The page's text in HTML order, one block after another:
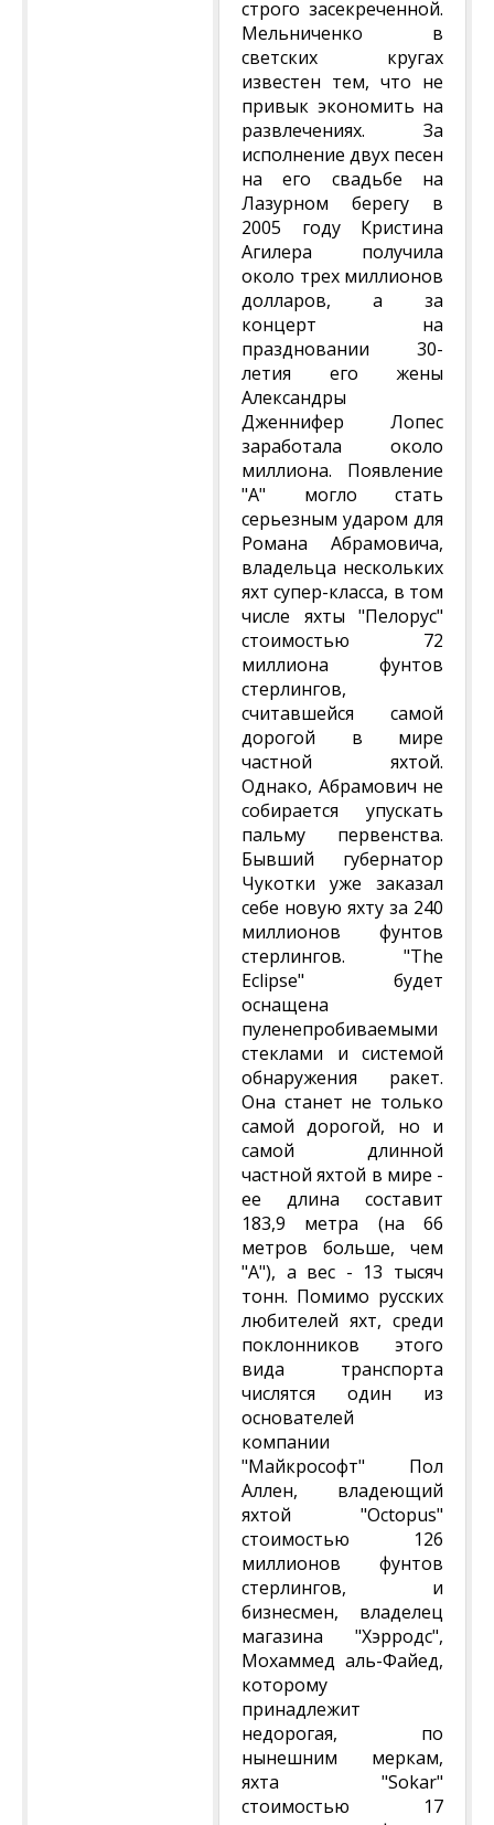
строго засекреченной.
Мельниченко в
светских кругах
известен тем, что не
привык экономить на
развлечениях. За
исполнение двух песен
на его свадьбе на
Лазурном берегу в
2005 году Кристина
Агилера получила
около трех миллионов
долларов, а за
концерт на
праздновании 30-
летия его жены
Александры
Дженнифер Лопес
заработала около
миллиона. Появление
"А" могло стать
серьезным ударом для
Романа Абрамовича,
владельца нескольких
яхт супер-класса, в том
числе яхты "Пелорус"
стоимостью 72
миллиона фунтов
стерлингов,
считавшейся самой
дорогой в мире
частной яхтой.
Однако, Абрамович не
собирается упускать
пальму первенства.
Бывший губернатор
Чукотки уже заказал
себе новую яхту за 240
миллионов фунтов
стерлингов. "The
Eclipse" будет
оснащена
пуленепробиваемыми
стеклами и системой
обнаружения ракет.
Она станет не только
самой дорогой, но и
самой длинной
частной яхтой в мире -
ее длина составит
183,9 метра (на 66
метров больше, чем
"А"), а вес - 13 тысяч
тонн. Помимо русских
любителей яхт, среди
поклонников этого
вида транспорта
числятся один из
основателей
компании
"Майкрософт" Пол
Аллен, владеющий
яхтой "Octopus"
стоимостью 126
миллионов фунтов
стерлингов, и
бизнесмен, владелец
магазина "Хэрродс",
Мохаммед аль-Файед,
которому
принадлежит
недорогая, по
нынешним меркам,
яхта "Sokar"
стоимостью 17